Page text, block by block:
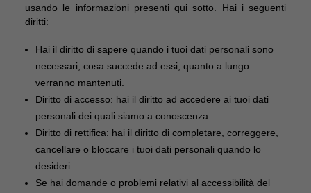
usando le informazioni presenti qui sotto. Hai i seguenti
diritti:
Hai il diritto di sapere quando i tuoi dati personali sono
necessari, cosa succede ad essi, quanto a lungo
verranno mantenuti.
Diritto di accesso: hai il diritto ad accedere ai tuoi dati
personali dei quali siamo a conoscenza.
Diritto di rettifica: hai il diritto di completare, correggere,
cancellare o bloccare i tuoi dati personali quando lo
desideri.
Se hai domande o problemi relativi al accessibilità del